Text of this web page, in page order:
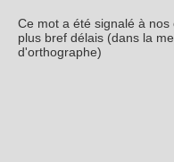
Ce mot a été signalé à
plus bref délais (dans la
d'orthographe)